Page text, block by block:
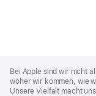
Footer
Bei Apple sind wir nicht
woher wir kommen, wie
Unsere Vielfalt macht